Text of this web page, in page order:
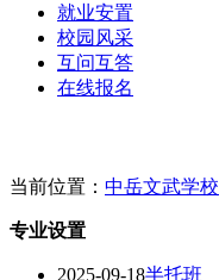
就业安置
校园风采
互问互答
在线报名
当前位置： 中岳文武学校
专业设置
2025-09-18半托班